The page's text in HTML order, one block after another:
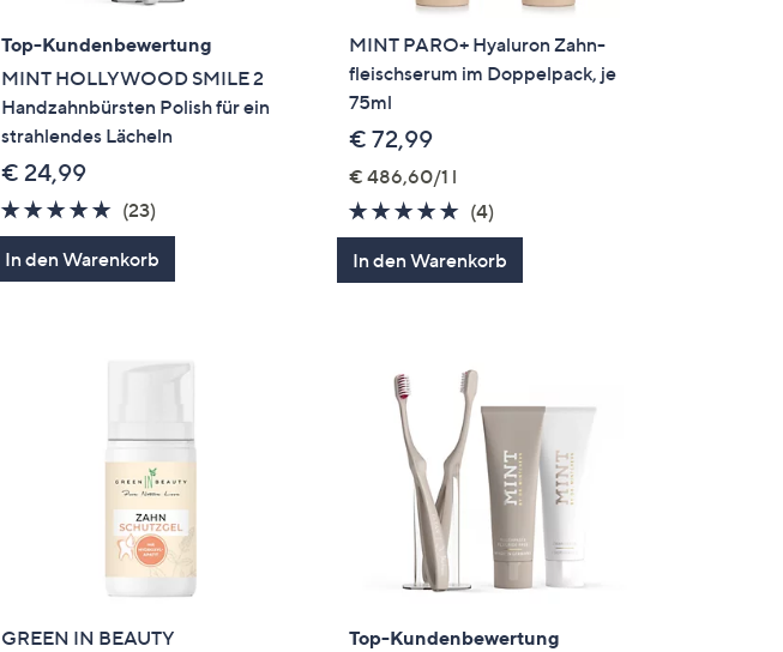
Top-Kundenbewertung
MINT HOLLYWOOD SMILE 2
Handzahnbürsten Polish für ein
strahlendes Lächeln
€ 24,99
5.0
von
5
(23)
Bewertungen
In den Warenkorb
MINT PARO+ Hyaluron Zahn-
fleischserum im Doppelpack, je
75ml
€ 72,99
€ 486,60/1 l
5.0
von
5
(4)
Bewertungen
In den Warenkorb
GREEN IN BEAUTY
Top-Kundenbewertung